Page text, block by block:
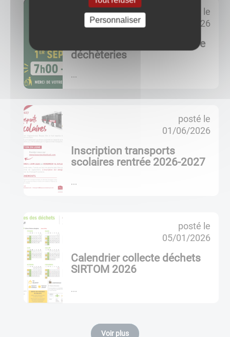
posté le
20/07/2026
SIRTOM - horaires ouverture
déchèteries
...
posté le
01/06/2026
Inscription transports
scolaires rentrée 2026-2027
...
posté le
05/01/2026
Calendrier collecte déchets
SIRTOM 2026
...
Voir plus
Personnaliser